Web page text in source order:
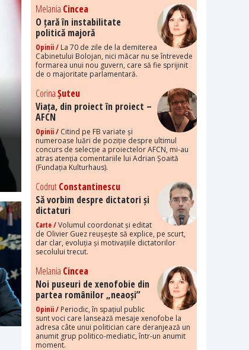
Melania Cincea
O țară în instabilitate
politică majoră
Opinii /La 70 de zile de la demiterea
Cabinetului Bolojan, nici măcar nu se întrevede
formarea unui nou guvern, care să fie sprijinit
de o majoritate parlamentară.
CorinaȘuteu
Viața, din proiect în proiect –
AFCN
Opinii /Citind pe FB variate și
numeroase luări de poziție despre ultimul
concurs de selecție a proiectelor AFCN, mi-au
atras atenția comentariile lui Adrian Șoaită
(Fundația Kulturhaus).
CodrutConstantinescu
Să vorbim despre dictatori și
dictaturi
Carte /Volumul coordonat și editat
de Olivier Guez reușește să explice, pe scurt,
dar clar, evoluția și motivațiile dictatorilor
secolului trecut.
Melania Cincea
Noi puseuri de xenofobie din
partea românilor „neaoși”
Opinii /Periodic, în spațiul public
sunt voci care lansează mesaje xenofobe la
adresa câte unui politician care deranjează un
anumit grup politico-mediatic, într-un anumit
moment.